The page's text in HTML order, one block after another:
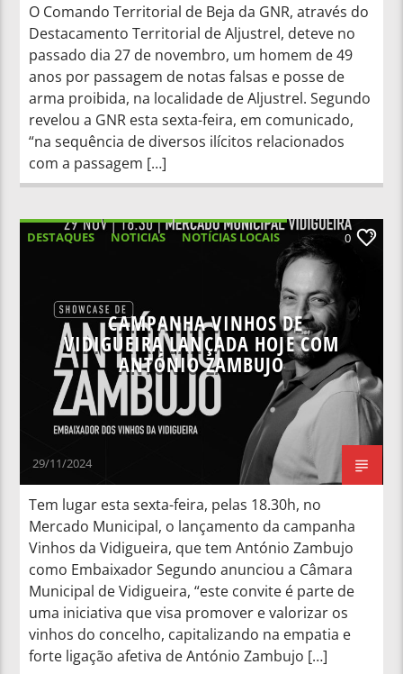
O Comando Territorial de Beja da GNR, através do
Destacamento Territorial de Aljustrel, deteve no
passado dia 27 de novembro, um homem de 49
anos por passagem de notas falsas e posse de
arma proibida, na localidade de Aljustrel. Segundo
revelou a GNR esta sexta-feira, em comunicado,
“na sequência de diversos ilícitos relacionados
com a passagem […]
DESTAQUES NOTICIAS
NOTÍCIAS LOCAIS
0
CAMPANHA VINHOS DE
VIDIGUEIRA LANÇADA HOJE COM
ANTÓNIO ZAMBUJO
29/11/2024
Tem lugar esta sexta-feira, pelas 18.30h, no
Mercado Municipal, o lançamento da campanha
Vinhos da Vidigueira, que tem António Zambujo
como Embaixador Segundo anunciou a Câmara
Municipal de Vidigueira, “este convite é parte de
uma iniciativa que visa promover e valorizar os
vinhos do concelho, capitalizando na empatia e
forte ligação afetiva de António Zambujo […]